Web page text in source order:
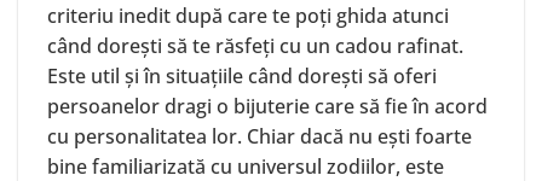
criteriu inedit după care te poți ghida atunci
când dorești să te răsfeți cu un cadou rafinat.
Este util și în situațiile când dorești să oferi
persoanelor dragi o bijuterie care să fie în acord
cu personalitatea lor. Chiar dacă nu ești foarte
bine familiarizată cu universul zodiilor, este